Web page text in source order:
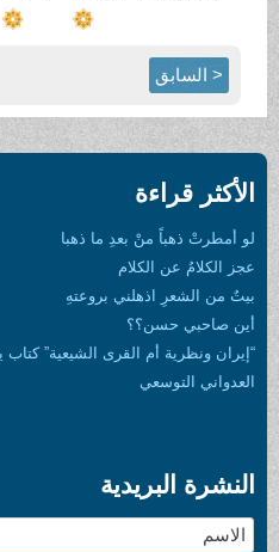
منْ بعدِ ما ذهبا
بروعتهِ
أم القرى الشيعية” كتاب يكشف حلم دولة